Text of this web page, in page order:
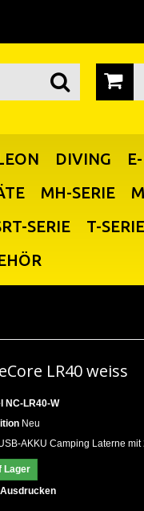
DIVING
MH-SERIE
SERIE T-SERIE
LR40 weiss
NC-LR40-W
Neu
AKKU Camping Laterne
Lager
Ausdrucken